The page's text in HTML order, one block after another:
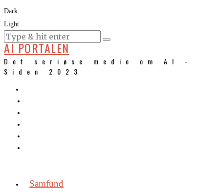
Dark
Light
KURSER
AI PORTALEN
Det seriøse medie om AI -
Siden 2023
Samfund